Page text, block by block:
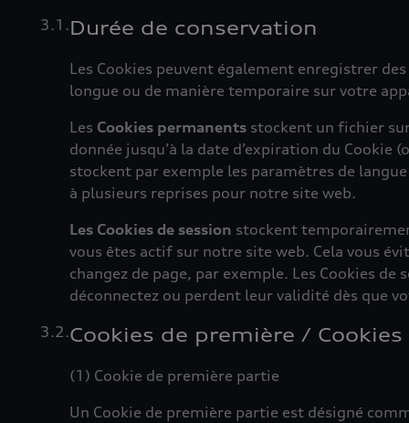
Durée de conservation
Les Cookies peuvent également enregistrer
longue ou de manière temporaire sur votre
Les Cookies permanents stockent un fichier
donnée jusqu’à la date d’expiration du Cookie
stockent par exemple les paramètres de
à plusieurs reprises pour notre site web.
Les Cookies de session stockent
vous êtes actif sur notre site web. Cela vous
changez de page, par exemple. Les Cookies
déconnectez ou perdent leur validité dès que
Cookies de première /
(1) Cookie de première partie
Un Cookie de première partie est désigné